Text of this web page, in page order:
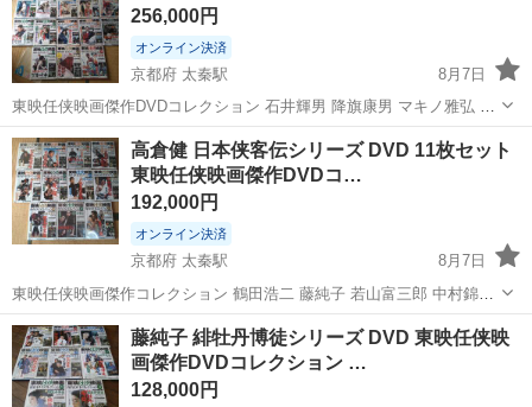
256,000円
オンライン決済
京都府 太秦駅
8月7日
東映任侠映画傑作DVDコレクション 石井輝男 降旗康男 マキノ雅弘 佐
伯清 網走番外地 丹波哲郎 田中邦衛 嵐寛寿郎 続・網走番外地 由利徹
安部徹 望郷編 杉浦直樹 南国の対決 大原麗子 谷隼人 吹雪の斗争 梅
宮...
京都 京都市 太秦駅 DVD/ブルーレイ セット
高倉健 日本侠客伝シリーズ DVD 11枚セット
東映任侠映画傑作DVDコ…
192,000円
オンライン決済
京都府 太秦駅
8月7日
東映任侠映画傑作コレクション 鶴田浩二 藤純子 若山富三郎 中村錦之
助 長門裕之 星由里子 十朱幸代 マキノ雅弘 山下耕作 松方弘樹 田村高
廣 津川雅彦 三田佳子 南田洋子 日本侠客伝 浪花編 関東編 決斗神田祭
り 雷門の...
京都 京都市 太秦駅 DVD/ブルーレイ
藤純子 緋牡丹博徒シリーズ DVD 東映任侠映
画傑作DVDコレクション …
128,000円